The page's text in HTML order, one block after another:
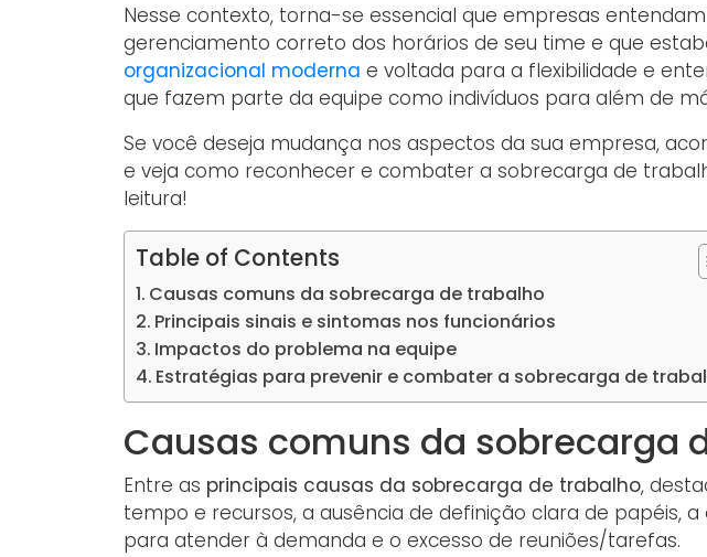
Nesse contexto, torna-se essencial que empresas
gerenciamento correto dos horários de seu time e que
organizacional moderna e voltada para a flexibilidade e
que fazem parte da equipe como indivíduos para além de
Se você deseja mudança nos aspectos da sua empresa,
e veja como reconhecer e combater a sobrecarga de
leitura!
Table of Contents
Causas comuns da sobrecarga de trabalho
Principais sinais e sintomas nos funcionários
Impactos do problema na equipe
Estratégias para prevenir e combater a sobrecarga de
Causas comuns da sobrecarga
Entre as principais causas da sobrecarga de trabalho,
tempo e recursos, a ausência de definição clara de papéis, a
para atender à demanda e o excesso de reuniões/tarefas.